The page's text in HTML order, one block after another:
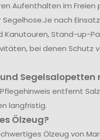
Aufenthalten im Freien
nach
Kanutouren, Stand-up-
bei denen Schutz
Segelsalopetten
entfernt
langfristig.
Ölzeug?
Ölzeug von